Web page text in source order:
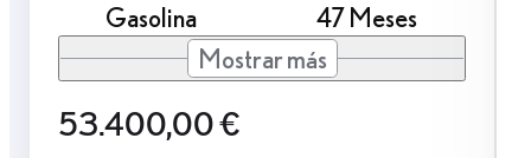
Gasolina
47 Meses
Mostrar más
53.400,00 €